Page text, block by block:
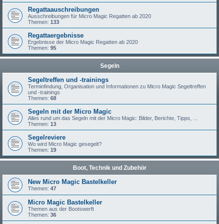
Regattaauschreibungen
Ausschreibungen für Micro Magic Regatten ab 2020
Themen: 133
Regattaergebnisse
Ergebnisse der Micro Magic Regatten ab 2020
Themen: 95
Segeln
Segeltreffen und -trainings
Terminfindung, Organisation und Informationen zu Micro Magic Segeltreffen
und -trainings
Themen: 68
Segeln mit der Micro Magic
Alles rund um das Segeln mit der Micro Magic: Bilder, Berichte, Tipps, ...
Themen: 13
Segelreviere
Wo wird Micro Magic gesegelt?
Themen: 19
Boot, Technik und Zubehör
New Micro Magic Bastelkeller
Themen: 47
Micro Magic Bastelkeller
Themen aus der Bootswerft
Themen: 36